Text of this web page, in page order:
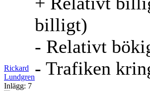
Rickard
Lundgren
Inlägg: 7
billigt)
- Relativt
- Trafiken